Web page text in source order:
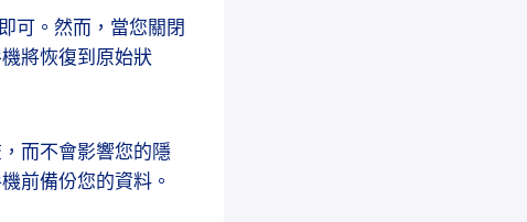
可。然而，當您關閉
將恢復到原始狀
而不會影響您的隱
前備份您的資料。